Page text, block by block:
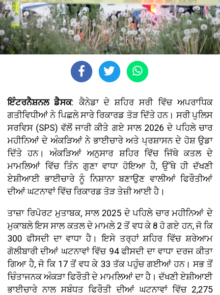
ਇੰਟਰਨੈਸ਼ਨਲ ਡੈਸਕ: ਕੈਨੇਡਾ ਦੇ ਸ਼ਹਿਰ ਸਰੀ ਵਿੱਚ ਅਪਰਾਧਿਕ
ਗਤੀਵਿਧੀਆਂ ਨੇ ਪਿਛਲੇ ਸਾਰੇ ਰਿਕਾਰਡ ਤੋੜ ਦਿੱਤੇ ਹਨ। ਸਰੀ ਪੁਲਿਸ
ਸਰਵਿਸ (SPS) ਵੱਲੋਂ ਜਾਰੀ ਕੀਤੇ ਗਏ ਸਾਲ 2026 ਦੇ ਪਹਿਲੇ ਚਾਰ
ਮਹੀਨਿਆਂ ਦੇ ਅੰਕੜਿਆਂ ਨੇ ਭਾਈਚਾਰੇ ਅਤੇ ਪ੍ਰਸ਼ਾਸਨ ਦੇ ਹੋਸ਼ ਉਡਾ
ਦਿੱਤੇ ਹਨ। ਅੰਕੜਿਆਂ ਅਨੁਸਾਰ ਸ਼ਹਿਰ ਵਿੱਚ ਜਿੱਥੇ ਕਤਲ ਦੇ
ਮਾਮਲਿਆਂ ਵਿੱਚ ਤਿੰਨ ਗੁਣਾ ਵਾਧਾ ਹੋਇਆ ਹੈ, ਉੱਥੇ ਹੀ ਦੱਖਣੀ
ਏਸ਼ੀਆਈ ਭਾਈਚਾਰੇ ਨੂੰ ਨਿਸ਼ਾਨਾ ਬਣਾਉਣ ਵਾਲੀਆਂ ਫਿਰੌਤੀਆਂ
ਦੀਆਂ ਘਟਨਾਵਾਂ ਵਿੱਚ ਰਿਕਾਰਡ ਤੋੜ ਤੇਜ਼ੀ ਆਈ ਹੈ।
ਤਾਜ਼ਾ ਰਿਪੋਰਟ ਮੁਤਾਬਕ, ਸਾਲ 2025 ਦੇ ਪਹਿਲੇ ਚਾਰ ਮਹੀਨਿਆਂ ਦੇ
ਮੁਕਾਬਲੇ ਇਸ ਸਾਲ ਕਤਲ ਦੇ ਮਾਮਲੇ 2 ਤੋਂ ਵਧ ਕੇ 8 ਹੋ ਗਏ ਹਨ, ਜੋ ਕਿ
300 ਫੀਸਦੀ ਦਾ ਵਾਧਾ ਹੈ। ਇਸੇ ਤਰ੍ਹਾਂ ਸ਼ਹਿਰ ਵਿੱਚ ਸ਼ਰੇਆਮ
ਗੋਲੀਬਾਰੀ ਦੀਆਂ ਘਟਨਾਵਾਂ ਵਿੱਚ 94 ਫੀਸਦੀ ਦਾ ਵਾਧਾ ਦਰਜ ਕੀਤਾ
ਗਿਆ ਹੈ, ਜੋ ਕਿ 17 ਤੋਂ ਵਧ ਕੇ 33 ਤੱਕ ਪਹੁੰਚ ਗਈਆਂ ਹਨ। ਸਭ ਤੋਂ
ਚਿੰਤਾਜਨਕ ਅੰਕੜਾ ਫਿਰੌਤੀ ਦੇ ਮਾਮਲਿਆਂ ਦਾ ਹੈ। ਦੱਖਣੀ ਏਸ਼ੀਆਈ
ਭਾਈਚਾਰੇ ਨਾਲ ਸਬੰਧਤ ਫਿਰੌਤੀ ਦੀਆਂ ਘਟਨਾਵਾਂ ਵਿੱਚ 2,275